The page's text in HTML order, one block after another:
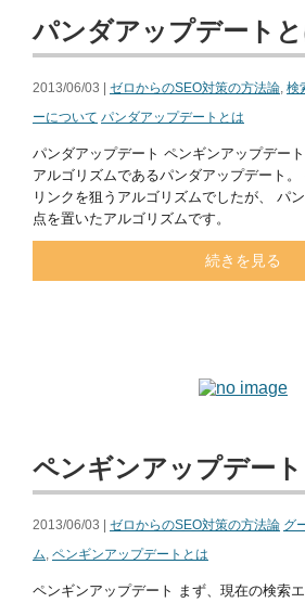
パンダアップデート
2013/06/03 | ゼロからのSEO対策の方法論, 検
ーについて パンダアップデートとは
パンダアップデート ペンギンアップデー
アルゴリズムであるパンダアップデート
リンクを狙うアルゴリズムでしたが、 パ
点を置いたアルゴリズムです。
続きを見る
ペンギンアップデー
2013/06/03 | ゼロからのSEO対策の方法論 グ
ム, ペンギンアップデートとは
ペンギンアップデート まず、現在の検索